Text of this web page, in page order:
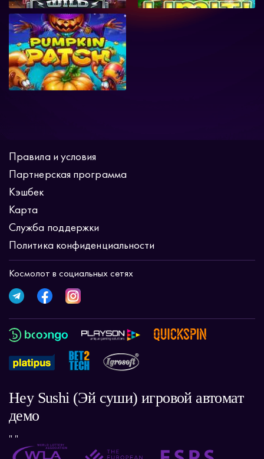
Правила и условия
Партнерская программа
Кэшбек
Карта
Служба поддержки
Политика конфиденциальности
Космолот в социальных сетях
Hey Sushi (Эй суши) игровой автомат
демо
" "